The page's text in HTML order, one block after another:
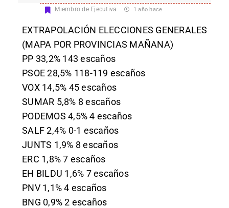
Miembro de Ejecutiva 1 año hace
EXTRAPOLACIÓN ELECCIONES GENERALES
(MAPA POR PROVINCIAS MAÑANA)
PP 33,2% 143 escaños
PSOE 28,5% 118-119 escaños
VOX 14,5% 45 escaños
SUMAR 5,8% 8 escaños
PODEMOS 4,5% 4 escaños
SALF 2,4% 0-1 escaños
JUNTS 1,9% 8 escaños
ERC 1,8% 7 escaños
EH BILDU 1,6% 7 escaños
PNV 1,1% 4 escaños
BNG 0,9% 2 escaños